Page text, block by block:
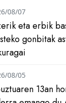
eta erbik
gonbitak
08/07
13an
08/05